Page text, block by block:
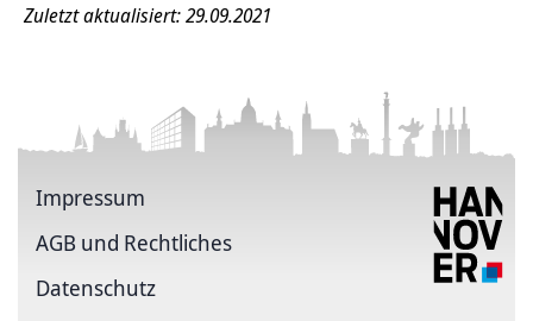
Zuletzt aktualisiert: 29.09.2021
Impressum
AGB und Rechtliches
Datenschutz